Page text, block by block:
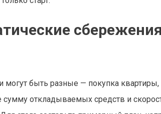
сбережения
быть разные — покупка квартиры,
откладываемых средств и